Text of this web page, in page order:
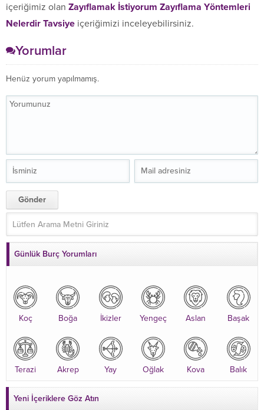
içeriğimiz olan Zayıflamak İstiyorum Zayıflama Yöntemleri
Nelerdir Tavsiye içeriğimizi inceleyebilirsiniz.
Yorumlar
Henüz yorum yapılmamış.
Günlük Burç Yorumları
Koç Boğa İkizler Yengeç Aslan Başak
Terazi Akrep Yay Oğlak Kova Balık
Yeni İçeriklere Göz Atın